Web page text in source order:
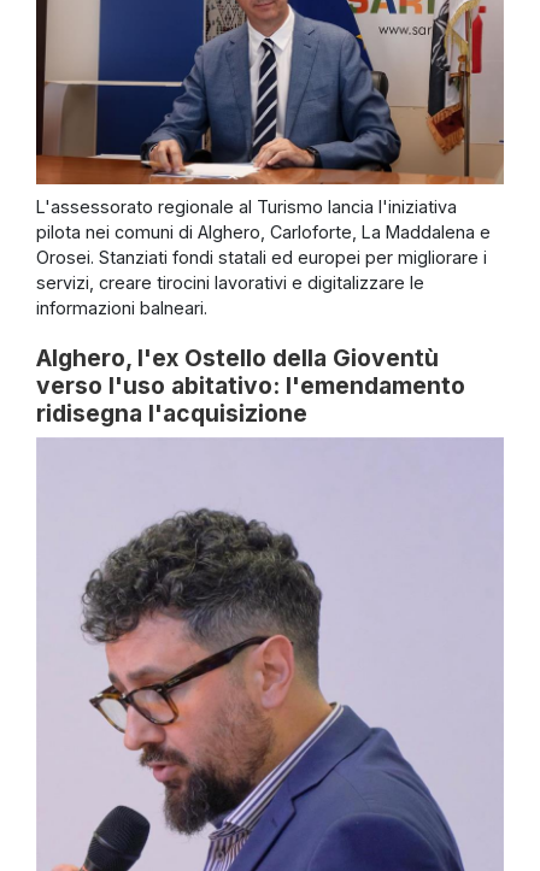
L'assessorato regionale al Turismo lancia l'iniziativa
pilota nei comuni di Alghero, Carloforte, La Maddalena e
Orosei. Stanziati fondi statali ed europei per migliorare i
servizi, creare tirocini lavorativi e digitalizzare le
informazioni balneari.
Alghero, l'ex Ostello della Gioventù
verso l'uso abitativo: l'emendamento
ridisegna l'acquisizione